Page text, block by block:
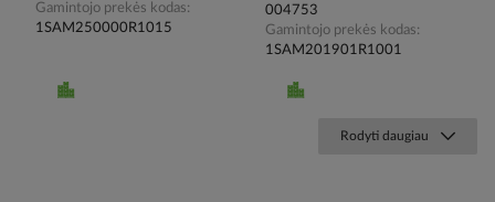
Gamintojo prekės kodas
1SAM250000R1015
004753
Gamintojo prekės kodas
1SAM201901R1001
Rodyti daugiau